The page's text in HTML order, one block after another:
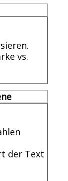
vs.
der Text